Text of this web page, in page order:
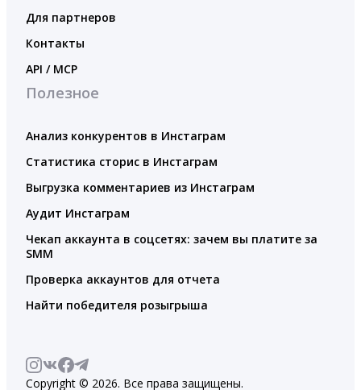
Для партнеров
Контакты
API / MCP
Полезное
Анализ конкурентов в Инстаграм
Статистика сторис в Инстаграм
Выгрузка комментариев из Инстаграм
Аудит Инстаграм
Чекап аккаунта в соцсетях: зачем вы платите за
SMM
Проверка аккаунтов для отчета
Найти победителя розыгрыша
Copyright © 2026. Все права защищены.